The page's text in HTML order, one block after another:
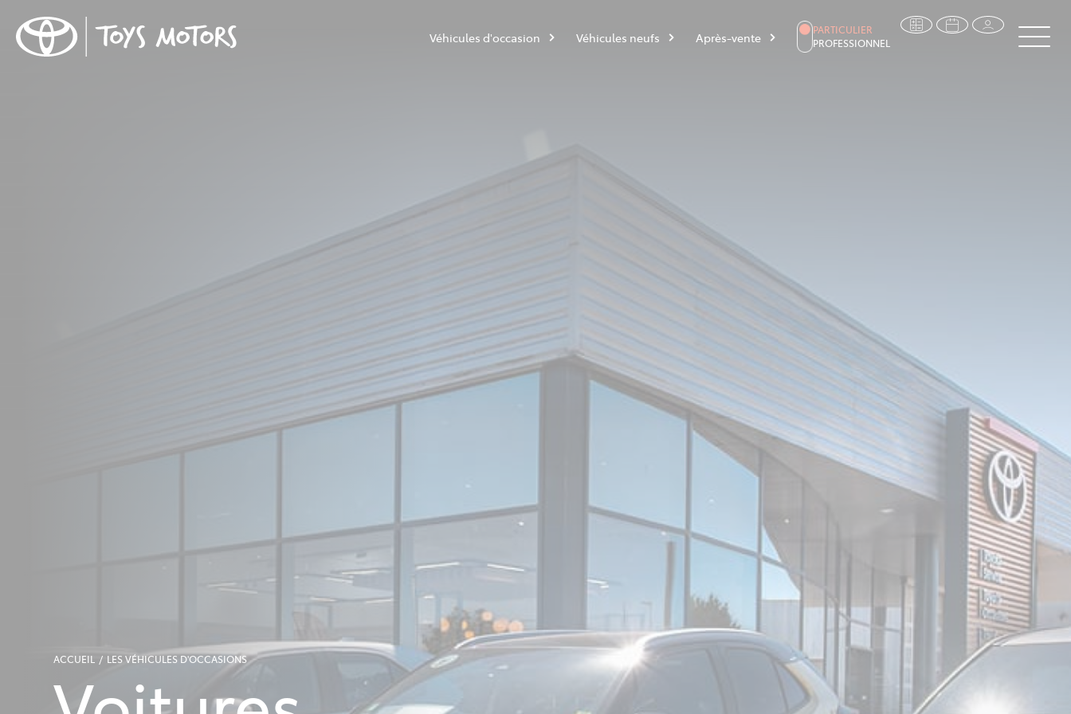
Véhicules d'occasion Véhicules neufs Après-vente
PARTICULIER
PROFESSIONNEL
ACCUEIL LES VÉHICULES D'OCCASIONS